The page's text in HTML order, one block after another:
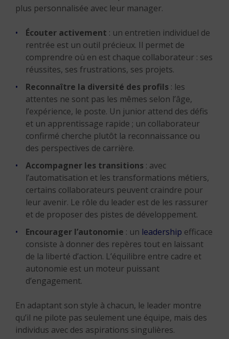
plus personnalisée avec leur manager.
Écouter activement : un entretien individuel de
rentrée est un outil précieux. Il permet de
comprendre où en est chaque collaborateur : ses
réussites, ses frustrations, ses projets.
Reconnaître la diversité des profils : les
attentes ne sont pas les mêmes selon l’âge,
l’expérience, le poste. Un junior attend des défis
et un apprentissage rapide ; un collaborateur
confirmé cherche plutôt la reconnaissance ou
des perspectives de carrière.
Accompagner les transitions : avec
l’automatisation et les transformations métiers,
certains collaborateurs peuvent craindre pour
leur avenir. Le rôle du leader est de les rassurer
et de proposer des pistes de développement.
Encourager l’autonomie : un leadership efficace
consiste à donner des repères tout en laissant
de la liberté d’action. L’équilibre entre cadre et
autonomie est un moteur puissant
d’engagement.
En adaptant son style à chacun, le leader montre
qu’il ne pilote pas seulement une équipe, mais des
individus avec des aspirations singulières.